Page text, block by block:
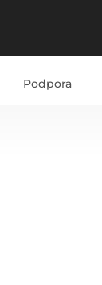
Podpora